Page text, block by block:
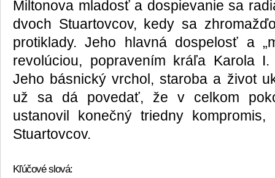
Miltonova mladosť a dospievanie sa
dvoch Stuartovcov, kedy sa
protiklady. Jeho hlavná dospelosť a
revolúciou, popravením kráľa Karola
Jeho básnický vrchol, staroba a život
už sa dá povedať, že v celkom
ustanovil konečný triedny
Stuartovcov.
Kľúčové slová: